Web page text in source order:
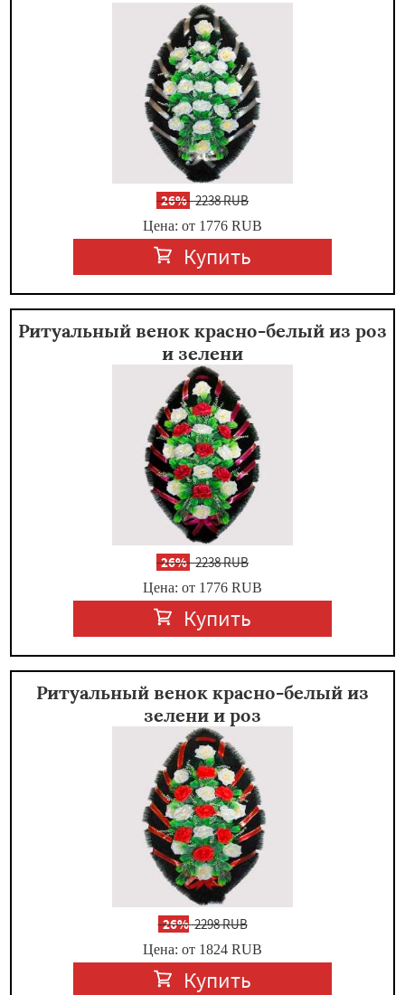
-26%2238 RUB
Цена: от 1776 RUB
Купить
Ритуальный венок красно-белый из роз
и зелени
-26%2238 RUB
Цена: от 1776 RUB
Купить
Ритуальный венок красно-белый из
зелени и роз
-26%2298 RUB
Цена: от 1824 RUB
Купить